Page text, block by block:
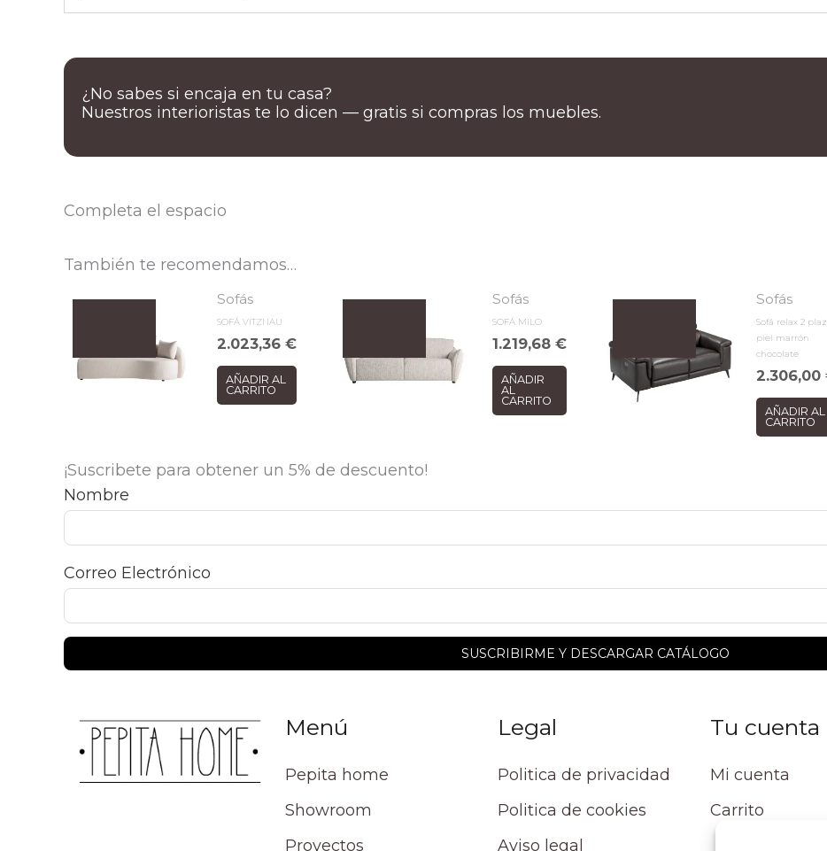
¿No sabes si encaja en tu casa?
Nuestros interioristas te lo dicen — gratis si compras los muebles.
Completa el espacio
También te recomendamos…
Sofás
SOFÁ VITZNAU
2.023,36€
AÑADIR AL
CARRITO
Sofás
SOFÁ MILO
1.219,68€
AÑADIR
AL
CARRITO
Sofás
Sofá relax 2
piel marrón
chocolate
2.306,00
AÑADIR AL
CARRITO
¡Suscribete para obtener un 5% de descuento!
Nombre
Correo Electrónico
Menú
Pepita home
Showroom
Proyectos
Legal
Politica de privacidad
Politica de cookies
Aviso legal
Tu cuenta
Mi cuenta
Carrito